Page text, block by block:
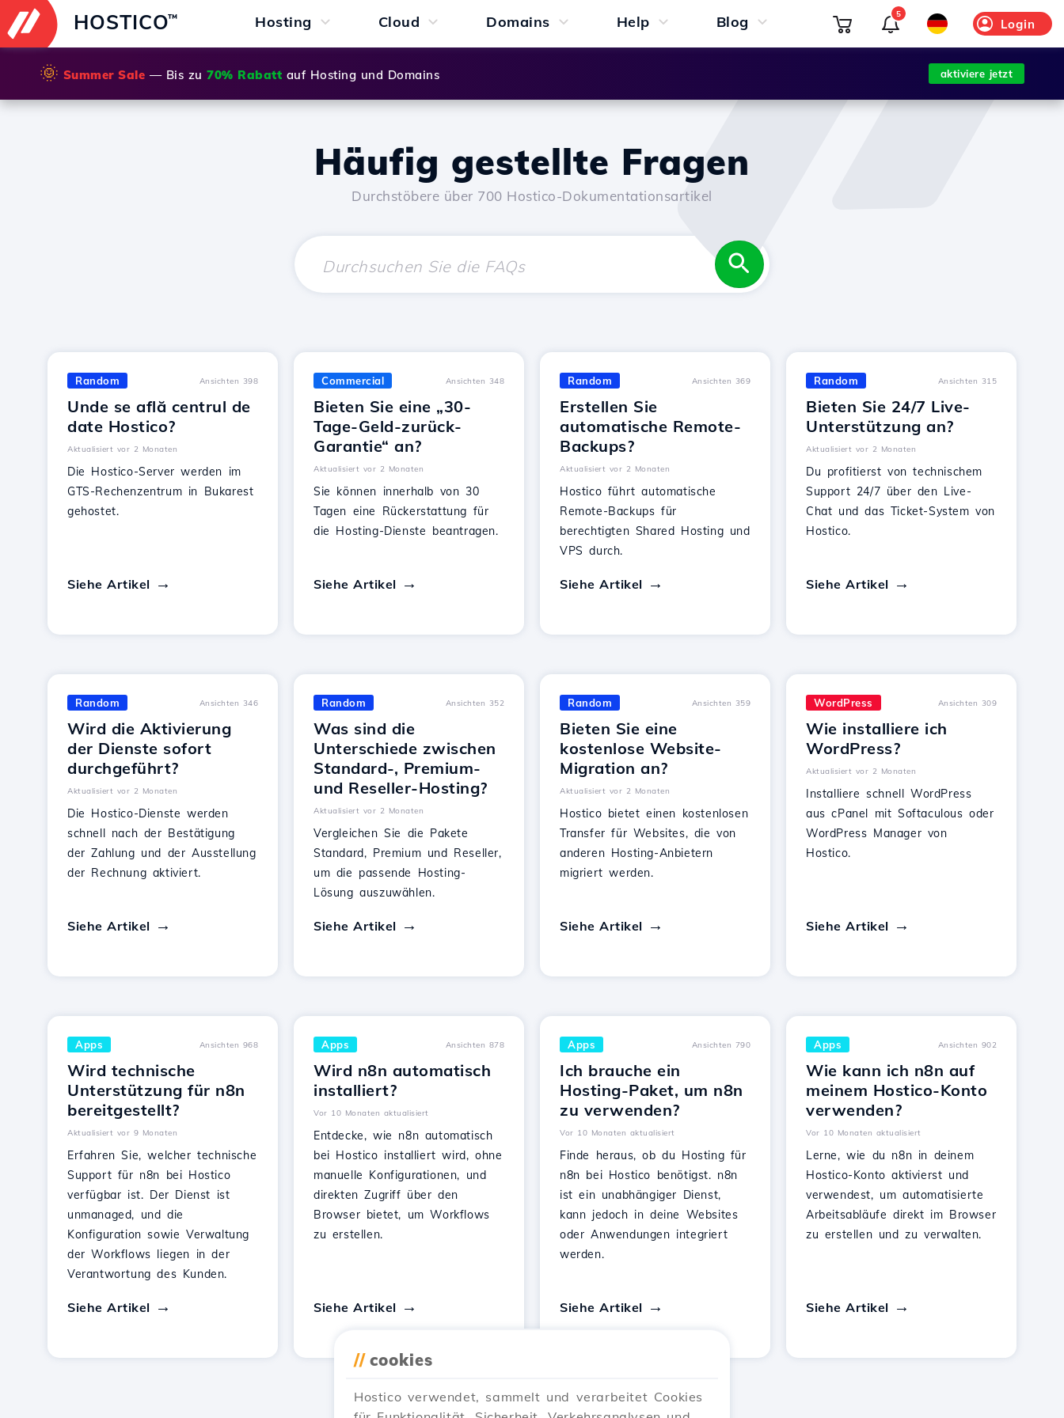
HOSTICO™ Hosting Cloud Domains Help Blog Login
5
🌞 Summer Sale — Bis zu 70% Rabatt auf Hosting und Domains aktiviere jetzt
Häufig gestellte Fragen
Durchstöbere über 700 Hostico-Dokumentationsartikel
Random Ansichten 398
Unde se află centrul de
date Hostico?
Aktualisiert vor 2 Monaten
Die Hostico-Server werden im
GTS-Rechenzentrum in Bukarest
gehostet.
Siehe Artikel
Commercial Ansichten 348
Bieten Sie eine „30-
Tage-Geld-zurück-
Garantie“ an?
Aktualisiert vor 2 Monaten
Sie können innerhalb von 30
Tagen eine Rückerstattung für
die Hosting-Dienste beantragen.
Siehe Artikel
Random Ansichten 369
Erstellen Sie
automatische Remote-
Backups?
Aktualisiert vor 2 Monaten
Hostico führt automatische
Remote-Backups für
berechtigten Shared Hosting und
VPS durch.
Siehe Artikel
Random Ansichten 315
Bieten Sie 24/7 Live-
Unterstützung an?
Aktualisiert vor 2 Monaten
Du profitierst von technischem
Support 24/7 über den Live-
Chat und das Ticket-System von
Hostico.
Siehe Artikel
Random Ansichten 346
Wird die Aktivierung
der Dienste sofort
durchgeführt?
Aktualisiert vor 2 Monaten
Die Hostico-Dienste werden
schnell nach der Bestätigung
der Zahlung und der Ausstellung
der Rechnung aktiviert.
Siehe Artikel
Random Ansichten 352
Was sind die
Unterschiede zwischen
Standard-, Premium-
und Reseller-Hosting?
Aktualisiert vor 2 Monaten
Vergleichen Sie die Pakete
Standard, Premium und Reseller,
um die passende Hosting-
Lösung auszuwählen.
Siehe Artikel
Random Ansichten 359
Bieten Sie eine
kostenlose Website-
Migration an?
Aktualisiert vor 2 Monaten
Hostico bietet einen kostenlosen
Transfer für Websites, die von
anderen Hosting-Anbietern
migriert werden.
Siehe Artikel
WordPress Ansichten 309
Wie installiere ich
WordPress?
Aktualisiert vor 2 Monaten
Installiere schnell WordPress
aus cPanel mit Softaculous oder
WordPress Manager von
Hostico.
Siehe Artikel
Apps Ansichten 968
Wird technische
Unterstützung für n8n
bereitgestellt?
Aktualisiert vor 9 Monaten
Erfahren Sie, welcher technische
Support für n8n bei Hostico
verfügbar ist. Der Dienst ist
unmanaged, und die
Konfiguration sowie Verwaltung
der Workflows liegen in der
Verantwortung des Kunden.
Siehe Artikel
Apps Ansichten 878
Wird n8n automatisch
installiert?
Vor 10 Monaten aktualisiert
Entdecke, wie n8n automatisch
bei Hostico installiert wird, ohne
manuelle Konfigurationen, und
direkten Zugriff über den
Browser bietet, um Workflows
zu erstellen.
Siehe Artikel
Apps Ansichten 790
Ich brauche ein
Hosting-Paket, um n8n
zu verwenden?
Vor 10 Monaten aktualisiert
Finde heraus, ob du Hosting für
n8n bei Hostico benötigst. n8n
ist ein unabhängiger Dienst,
kann jedoch in deine Websites
oder Anwendungen integriert
werden.
Siehe Artikel
Apps Ansichten 902
Wie kann ich n8n auf
meinem Hostico-Konto
verwenden?
Vor 10 Monaten aktualisiert
Lerne, wie du n8n in deinem
Hostico-Konto aktivierst und
verwendest, um automatisierte
Arbeitsabläufe direkt im Browser
zu erstellen und zu verwalten.
Siehe Artikel
// cookies
Hostico verwendet, sammelt und verarbeitet Cookies